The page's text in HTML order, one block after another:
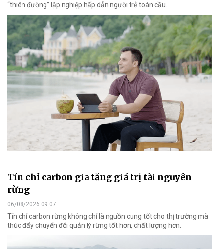
“thiên đường” lập nghiệp hấp dẫn người trẻ toàn cầu.
Tín chỉ carbon gia tăng giá trị tài nguyên
rừng
06/08/2026 09:07
Tín chỉ carbon rừng không chỉ là nguồn cung tốt cho thị trường mà
thúc đẩy chuyển đổi quản lý rừng tốt hơn, chất lượng hơn.